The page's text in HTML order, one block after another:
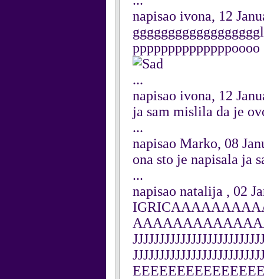
napisao ivona, 12
ppppppppppppppoooo
...
napisao ivona, 12
ja sam mislila da je
...
napisao Marko, 08
ona sto je napisala ja
...
napisao natalija , 02